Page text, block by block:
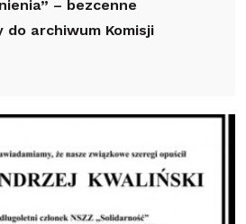
– bezcenne
archiwum Komisji